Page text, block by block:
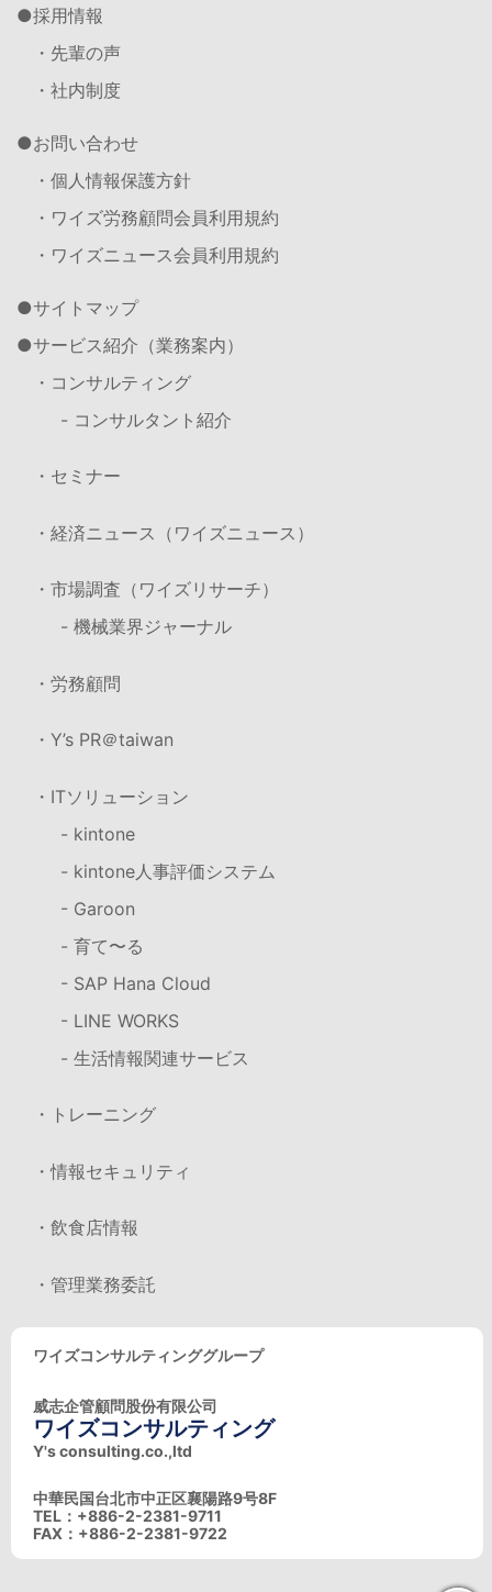
採用情報
・先輩の声
・社内制度
お問い合わせ
・個人情報保護方針
・ワイズ労務顧問会員利用規約
・ワイズニュース会員利用規約
サイトマップ
サービス紹介（業務案内）
・コンサルティング
- コンサルタント紹介
・セミナー
・経済ニュース（ワイズニュース）
・市場調査（ワイズリサーチ）
- 機械業界ジャーナル
・労務顧問
・Y’s PR＠taiwan
・ITソリューション
- kintone
- kintone人事評価システム
- Garoon
- 育て〜る
- SAP Hana Cloud
- LINE WORKS
- 生活情報関連サービス
・トレーニング
・情報セキュリティ
・飲食店情報
・管理業務委託
ワイズコンサルティンググループ
威志企管顧問股份有限公司
ワイズコンサルティング
Y's consulting.co.,ltd
中華民国台北市中正区襄陽路9号8F
TEL：+886-2-2381-9711
FAX：+886-2-2381-9722